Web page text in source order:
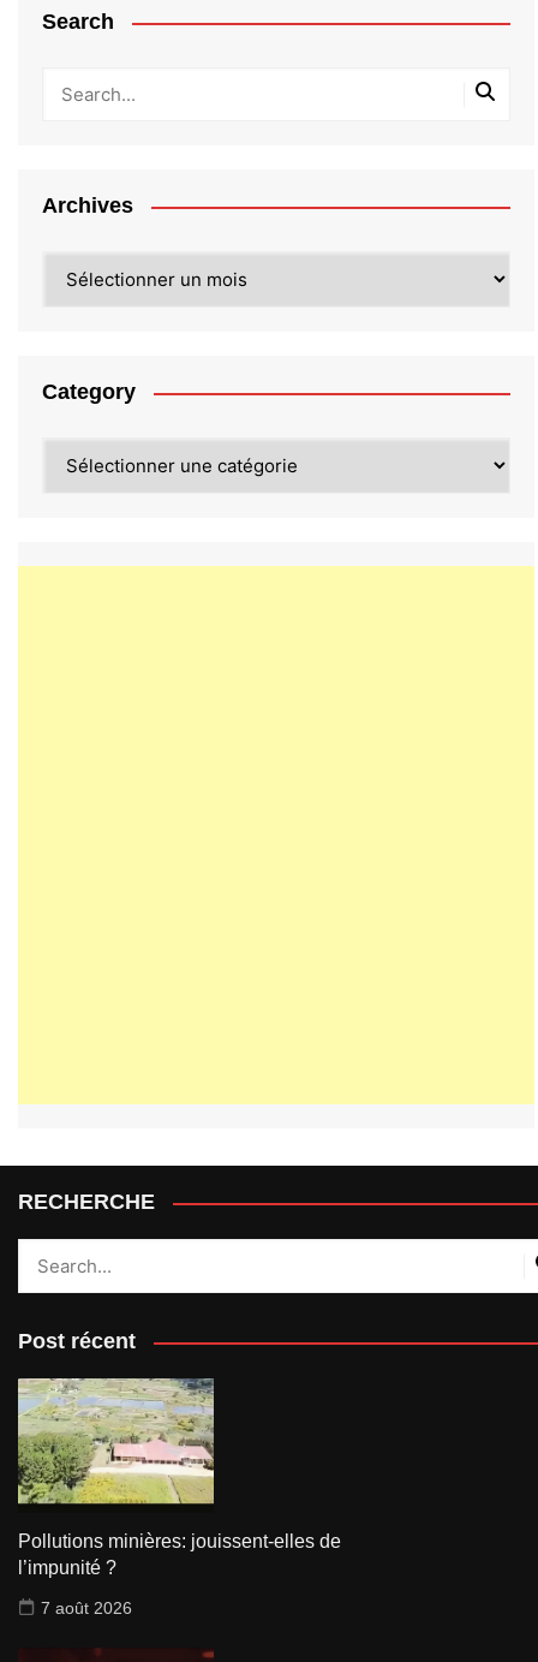
Search
Archives
Category
RECHERCHE
Post récent
Pollutions minières: jouissent-elles de
l’impunité ?
7 août 2026